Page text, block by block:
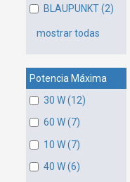
BLAUPUNKT (2)
mostrar todas
Potencia Máxima
30 W (12)
60 W (7)
10 W (7)
40 W (6)